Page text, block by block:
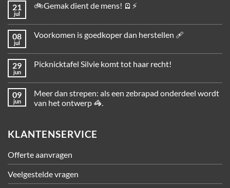
21
jul
🚲Gemak dient de mens! 🪫⚡
08
jul
Voorkomen is goedkoper dan herstellen 🩹
29
jun
Picknicktafel Silvie komt tot haar recht!
09
jun
Meer dan strepen: als een zebrapad onderdeel wordt
van het ontwerp 🦓.
KLANTENSERVICE
Offerte aanvragen
Veelgestelde vragen